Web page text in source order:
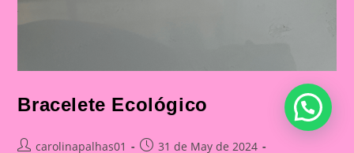
Bracelete Ecológico
Postcarolinapalhas01 Post31 de May de 2024